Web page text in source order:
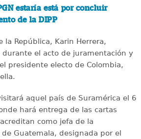
estaría está por concluir
de la DIPP
la República, Karin Herrera,
durante el acto de juramentación y
presidente electo de Colombia,
aquel país de Suramérica el 6
hará entrega de las cartas
como jefa de la
de Guatemala, designada por el